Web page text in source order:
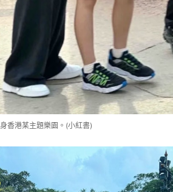
香港某主題樂園。(小紅書)